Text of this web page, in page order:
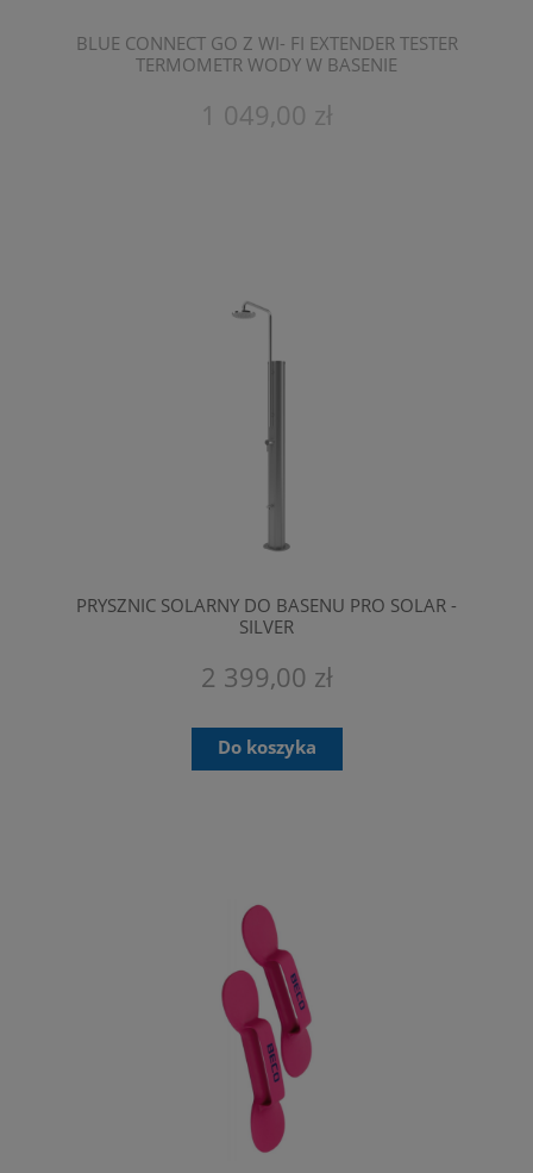
BLUE CONNECT GO Z WI- FI EXTENDER TESTER
TERMOMETR WODY W BASENIE
1 049,00 zł
PRYSZNIC SOLARNY DO BASENU PRO SOLAR -
SILVER
2 399,00 zł
Do koszyka